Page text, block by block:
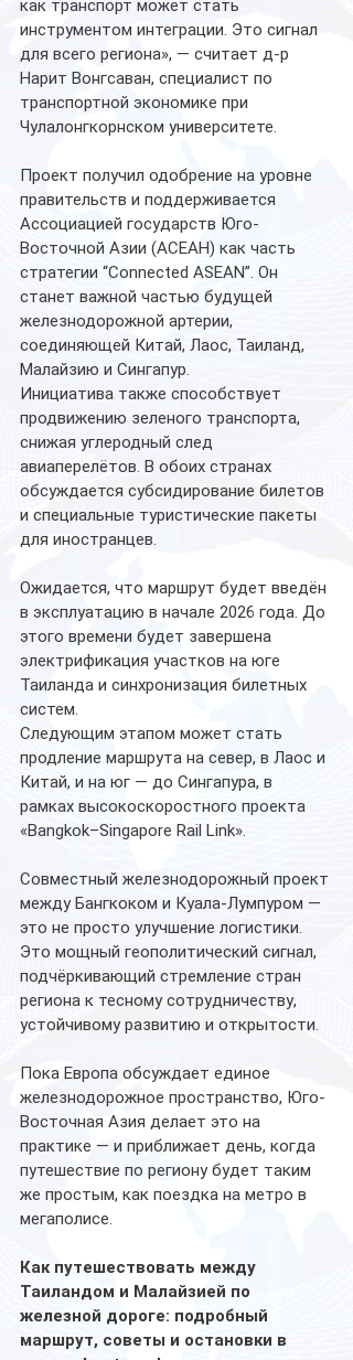
как транспорт может стать
инструментом интеграции. Это сигнал
для всего региона», — считает д-р
Нарит Вонгсаван, специалист по
транспортной экономике при
Чулалонгкорнском университете.
Проект получил одобрение на уровне
правительств и поддерживается
Ассоциацией государств Юго-
Восточной Азии (АСЕАН) как часть
стратегии “Connected ASEAN”. Он
станет важной частью будущей
железнодорожной артерии,
соединяющей Китай, Лаос, Таиланд,
Малайзию и Сингапур.
Инициатива также способствует
продвижению зеленого транспорта,
снижая углеродный след
авиаперелётов. В обоих странах
обсуждается субсидирование билетов
и специальные туристические пакеты
для иностранцев.
Ожидается, что маршрут будет введён
в эксплуатацию в начале 2026 года. До
этого времени будет завершена
электрификация участков на юге
Таиланда и синхронизация билетных
систем.
Следующим этапом может стать
продление маршрута на север, в Лаос и
Китай, и на юг — до Сингапура, в
рамках высокоскоростного проекта
«Bangkok–Singapore Rail Link».
Совместный железнодорожный проект
между Бангкоком и Куала-Лумпуром —
это не просто улучшение логистики.
Это мощный геополитический сигнал,
подчёркивающий стремление стран
региона к тесному сотрудничеству,
устойчивому развитию и открытости.
Пока Европа обсуждает единое
железнодорожное пространство, Юго-
Восточная Азия делает это на
практике — и приближает день, когда
путешествие по региону будет таким
же простым, как поездка на метро в
мегаполисе.
Как путешествовать между
Таиландом и Малайзией по
железной дороге: подробный
маршрут, советы и остановки в